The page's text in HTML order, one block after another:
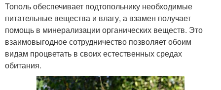
Тополь обеспечивает подтопольнику необходимые
питательные вещества и влагу, а взамен получает
помощь в минерализации органических веществ. Это
взаимовыгодное сотрудничество позволяет обоим
видам процветать в своих естественных средах
обитания.